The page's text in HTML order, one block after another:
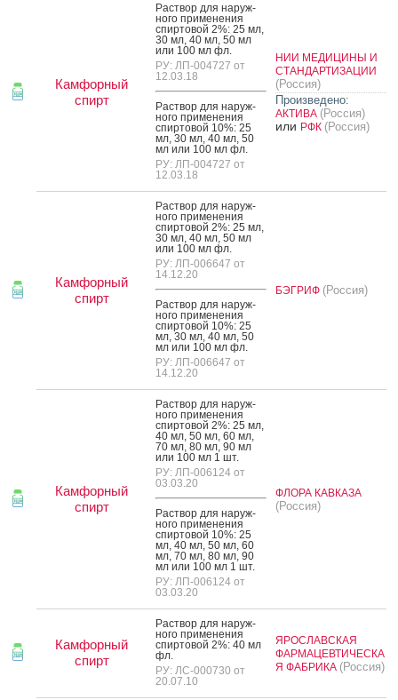
Камфорный
спирт
Рас­твор для на­руж­
но­го при­мене­ния
спир­то­вой 2%: 25 мл,
30 мл, 40 мл, 50 мл
или 100 мл фл.
РУ: ЛП-004727 от
12.03.18
Рас­твор для на­руж­
но­го при­мене­ния
спир­то­вой 10%: 25
мл, 30 мл, 40 мл, 50
мл или 100 мл фл.
РУ: ЛП-004727 от
12.03.18
НИИ МЕДИЦИНЫ И
СТАНДАРТИЗАЦИИ
(Россия)
Произведено:
АКТИВА (Россия)
или РФК (Россия)
Камфорный
спирт
Рас­твор для на­руж­
но­го при­мене­ния
спир­то­вой 2%: 25 мл,
30 мл, 40 мл, 50 мл
или 100 мл фл.
РУ: ЛП-006647 от
14.12.20
Рас­твор для на­руж­
но­го при­мене­ния
спир­то­вой 10%: 25
мл, 30 мл, 40 мл, 50
мл или 100 мл фл.
РУ: ЛП-006647 от
14.12.20
БЭГРИФ (Россия)
Камфорный
спирт
Рас­твор для на­руж­
но­го при­мене­ния
спир­то­вой 2%: 25 мл,
40 мл, 50 мл, 60 мл,
70 мл, 80 мл, 90 мл
или 100 мл 1 шт.
РУ: ЛП-006124 от
03.03.20
Рас­твор для на­руж­
но­го при­мене­ния
спир­то­вой 10%: 25
мл, 40 мл, 50 мл, 60
мл, 70 мл, 80 мл, 90
мл или 100 мл 1 шт.
РУ: ЛП-006124 от
03.03.20
ФЛОРА КАВКАЗА
(Россия)
Камфорный
спирт
Рас­твор для на­руж­
но­го при­мене­ния
спир­то­вой 2%: 40 мл
фл.
РУ: ЛС-000730 от
20.07.10
ЯРОСЛАВСКАЯ
ФАРМАЦЕВТИЧЕСКА
Я ФАБРИКА (Россия)